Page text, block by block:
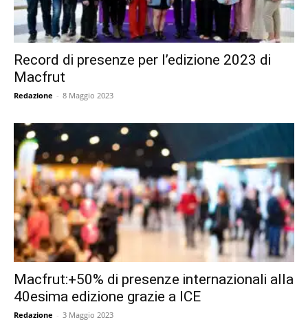
Record di presenze per l’edizione 2023 di
Macfrut
Redazione - 8 Maggio 2023
Macfrut:+50% di presenze internazionali alla
40esima edizione grazie a ICE
Redazione - 3 Maggio 2023